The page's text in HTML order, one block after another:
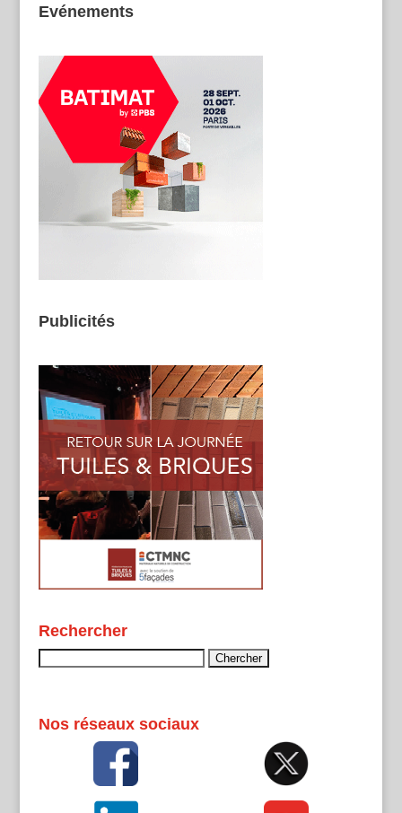
Evénements
Publicités
Rechercher
Nos réseaux sociaux